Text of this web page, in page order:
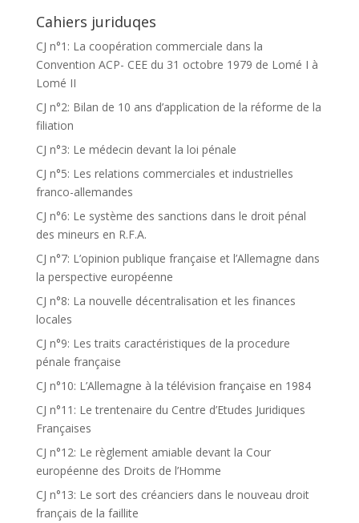
Cahiers juriduqes
CJ n°1: La coopération commerciale dans la
Convention ACP- CEE du 31 octobre 1979 de Lomé I à
Lomé II
CJ n°2: Bilan de 10 ans d’application de la réforme de la
filiation
CJ n°3: Le médecin devant la loi pénale
CJ n°5: Les relations commerciales et industrielles
franco-allemandes
CJ n°6: Le système des sanctions dans le droit pénal
des mineurs en R.F.A.
CJ n°7: L’opinion publique française et l’Allemagne dans
la perspective européenne
CJ n°8: La nouvelle décentralisation et les finances
locales
CJ n°9: Les traits caractéristiques de la procedure
pénale française
CJ n°10: L’Allemagne à la télévision française en 1984
CJ n°11: Le trentenaire du Centre d’Etudes Juridiques
Françaises
CJ n°12: Le règlement amiable devant la Cour
européenne des Droits de l’Homme
CJ n°13: Le sort des créanciers dans le nouveau droit
français de la faillite